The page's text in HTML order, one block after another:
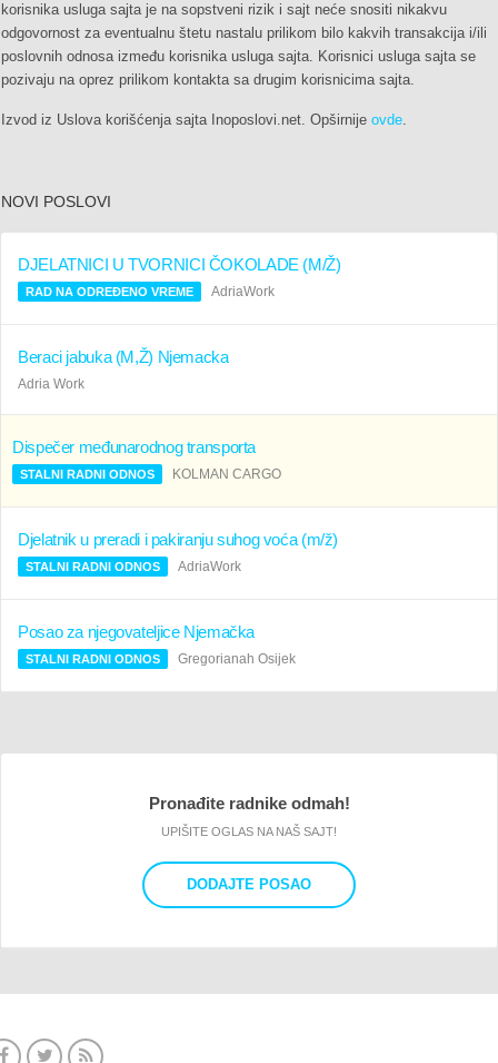
korisnika usluga sajta je na sopstveni rizik i sajt neće snositi nikakvu
odgovornost za eventualnu štetu nastalu prilikom bilo kakvih transakcija i/ili
poslovnih odnosa između korisnika usluga sajta. Korisnici usluga sajta se
pozivaju na oprez prilikom kontakta sa drugim korisnicima sajta.
Izvod iz Uslova korišćenja sajta Inoposlovi.net. Opširnije ovde.
NOVI POSLOVI
DJELATNICI U TVORNICI ČOKOLADE (M/Ž)
RAD NA ODREĐENO VREME AdriaWork
Beraci jabuka (M,Ž) Njemacka
Adria Work
Dispečer međunarodnog transporta
STALNI RADNI ODNOS KOLMAN CARGO
Djelatnik u preradi i pakiranju suhog voća (m/ž)
STALNI RADNI ODNOS AdriaWork
Posao za njegovateljice Njemačka
STALNI RADNI ODNOS Gregorianah Osijek
Pronađite radnike odmah!
UPIŠITE OGLAS NA NAŠ SAJT!
DODAJTE POSAO